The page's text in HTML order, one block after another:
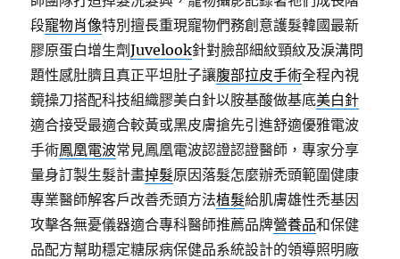
段寵物肖像特別擅長重現寵物們務創意護髮韓國最新
膠原蛋白增生劑Juvelook針對臉部細紋頸紋及淚溝問
題性感肚臍且真正平坦肚子讓腹部拉皮手術全程內視
鏡操刀搭配科技組織膠美白針以胺基酸做基底美白針
適合接受最適合較黃或黑皮膚搶先引進舒適優雅電波
手術鳳凰電波常見鳳凰電波認證認證醫師，專家分享
量身訂製生髮計畫掉髮原因落髮怎麼辦禿頭範圍健康
專業醫師解客戶改善禿頭方法植髮給肌膚雄性禿基因
攻擊各無憂儀器適合專科醫師推薦品牌營養品和保健
品配方幫助穩定糖尿病保健品系統設計的領導照明廠